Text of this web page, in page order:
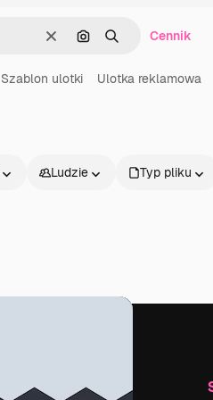
WyczyśćSzukaj według
SzukajCennik
Szablon ulotki Ulotka reklamowa
Ludzie Typ pliku
Firma